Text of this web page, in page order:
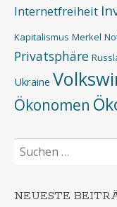
Internetfreiheit
Kapitalismus Merkel
Privatsphäre
Ukraine
Ökonomen
Suchen
nach:
NEUESTE